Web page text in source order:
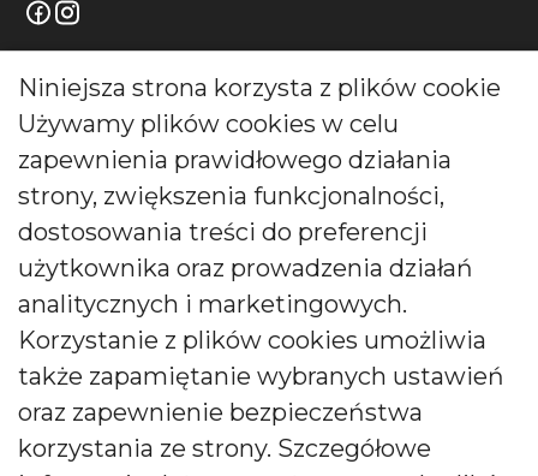
Informacje
Informacja o firmie
Kontakt
Pytania i odpowiedzi
Polityka prywatności
Moje konto
Moje zamówienia
Moje adresy
Moje informacje osobiste
Niniejsza strona korzysta z plików cookie
Używamy plików cookies w celu
zapewnienia prawidłowego działania
strony, zwiększenia funkcjonalności,
dostosowania treści do preferencji
użytkownika oraz prowadzenia działań
analitycznych i marketingowych.
Korzystanie z plików cookies umożliwia
także zapamiętanie wybranych ustawień
oraz zapewnienie bezpieczeństwa
korzystania ze strony. Szczegółowe